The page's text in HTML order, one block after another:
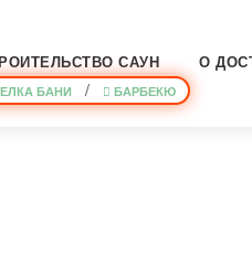
САУН
БАНИ / БАРБЕКЮ
О